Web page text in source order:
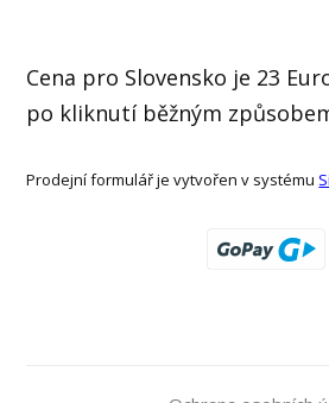
Cena pro Slovensko je 23
po kliknutí běžným
Prodejní formulář je vytvořen v systému